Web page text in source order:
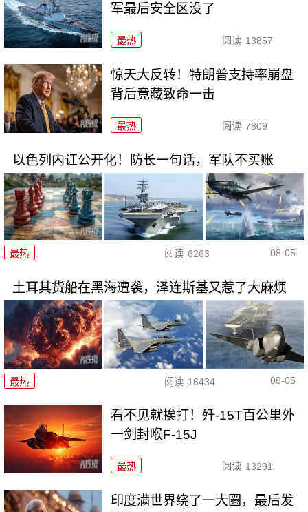
军最后安全区没了
最热 阅读 13857
惊天大反转！特朗普支持率崩盘
背后竟藏致命一击
最热 阅读 7809
以色列内讧公开化！防长一句话，军队不买账
最热 阅读 6263 08-05
土耳其货船在黑海遭袭，泽连斯基又惹了大麻烦
最热 阅读 16434 08-05
看不见就挨打！歼-15T百公里外
一剑封喉F-15J
最热 阅读 13291
印度满世界绕了一大圈，最后发